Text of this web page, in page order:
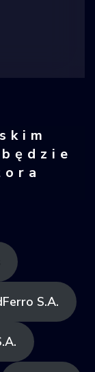
S.A.